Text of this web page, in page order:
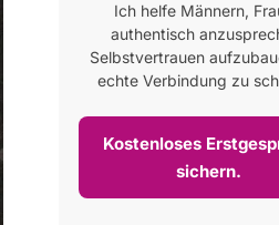
Ich helfe Männern,
authentisch
Selbstvertrauen
echte Verbindung zu
Kostenloses
sichern.